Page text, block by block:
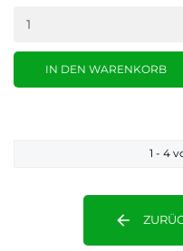
IN DEN WARENKORB
1 - 4
arrow_back